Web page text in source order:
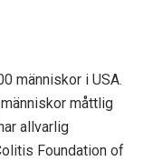
människor i USA.
måttlig
allvarlig
Foundation of